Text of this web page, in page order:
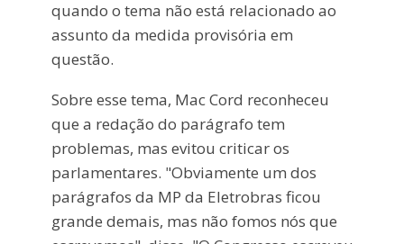
quando o tema não está relacionado ao
assunto da medida provisória em
questão.
Sobre esse tema, Mac Cord reconheceu
que a redação do parágrafo tem
problemas, mas evitou criticar os
parlamentares. "Obviamente um dos
parágrafos da MP da Eletrobras ficou
grande demais, mas não fomos nós que